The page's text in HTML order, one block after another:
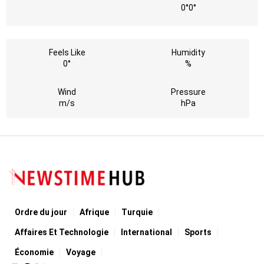
0°0°
Feels Like
0°
Humidity
%
Wind
m/s
Pressure
hPa
Ordre du jour Afrique Turquie
Affaires Et Technologie International Sports
Économie Voyage